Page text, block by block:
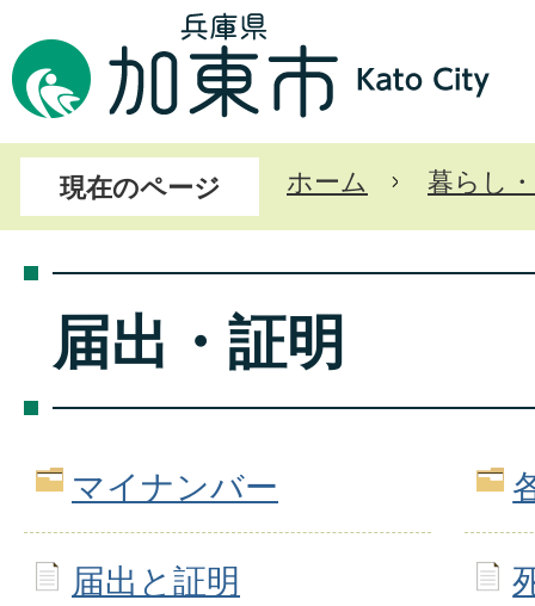
現在のページ ホーム 暮らし
届出・証明
マイナンバー
届出と証明